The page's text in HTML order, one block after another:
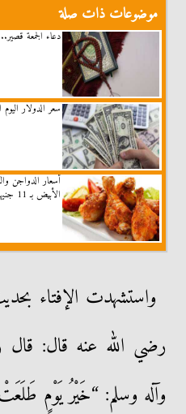
موضوعات ذات صلة
دعاء الجمعة
سعر الدولار اليوم الجمعة 5 مايو.. ثبات
الأبيض بـ 11 جنيها
واستشهدت الإفتاء
رضي الله عنه قال: قال
وآله وسلم: “خَيْرُ يَوْمٍ